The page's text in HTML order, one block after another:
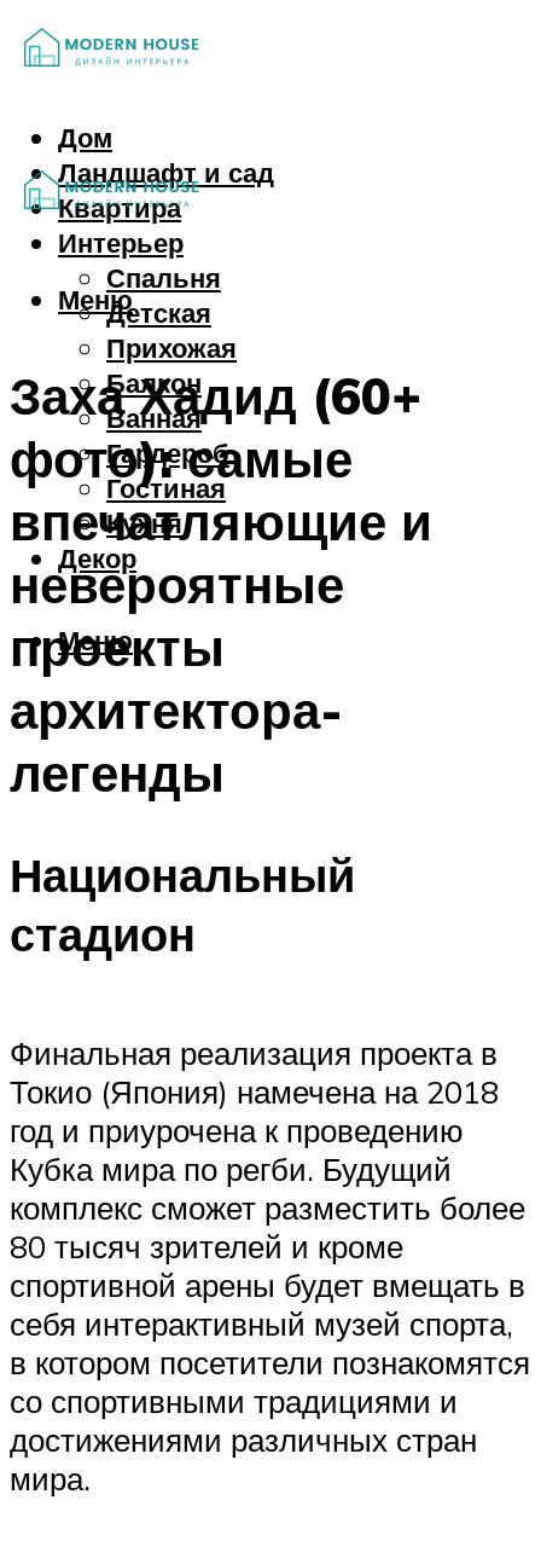
Дом
Ландшафт и сад
Квартира
Интерьер
Спальня
Детская
Прихожая
Балкон
Ванная
Гардероб
Гостиная
Кухня
Декор
Меню
Меню
Заха Хадид (60+
фото): самые
впечатляющие и
невероятные
проекты
архитектора-
легенды
Национальный
стадион
Финальная реализация проекта в
Токио (Япония) намечена на 2018
год и приурочена к проведению
Кубка мира по регби. Будущий
комплекс сможет разместить более
80 тысяч зрителей и кроме
спортивной арены будет вмещать в
себя интерактивный музей спорта,
в котором посетители познакомятся
со спортивными традициями и
достижениями различных стран
мира.